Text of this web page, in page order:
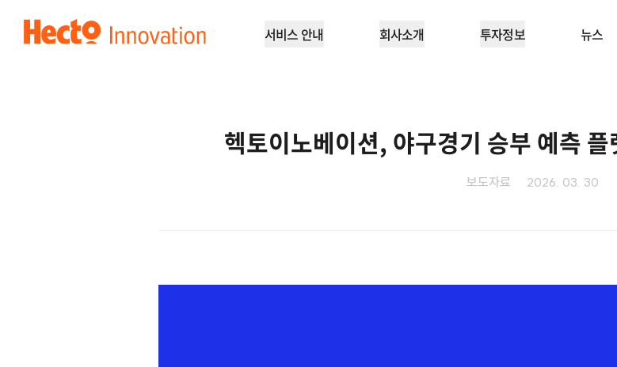
헥토이노베이션
서비스 안내 회사소개 투자정보 뉴스
헥토이노베이션, 야구경기 승부 예측 플
보도자료 2026. 03. 30